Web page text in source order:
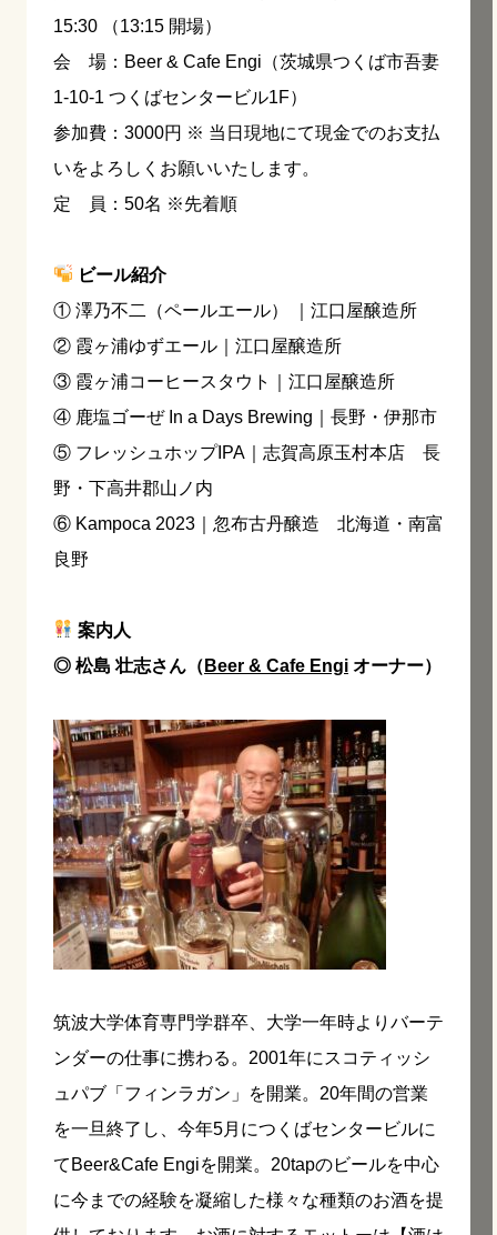
15:30 （13:15 開場）
会 場：Beer & Cafe Engi（茨城県つくば市吾妻
1-10-1 つくばセンタービル1F）
参加費：3000円 ※ 当日現地にて現金でのお支払
いをよろしくお願いいたします。
定 員：50名 ※先着順
ビール紹介
① 澤乃不二（ペールエール） ｜江口屋醸造所
② 霞ヶ浦ゆずエール｜江口屋醸造所
③ 霞ヶ浦コーヒースタウト｜江口屋醸造所
④ 鹿塩ゴーぜ In a Days Brewing｜長野・伊那市
⑤ フレッシュホップIPA｜志賀高原玉村本店 長
野・下高井郡山ノ内
⑥ Kampoca 2023｜忽布古丹醸造 北海道・南富
良野
案内人
◎ 松島 壮志さん（ Beer & Cafe Engi オーナー）
筑波大学体育専門学群卒、大学一年時よりバーテ
ンダーの仕事に携わる。2001年にスコティッシ
ュパブ「フィンラガン」を開業。20年間の営業
を一旦終了し、今年5月につくばセンタービルに
てBeer&Cafe Engiを開業。20tapのビールを中心
に今までの経験を凝縮した様々な種類のお酒を提